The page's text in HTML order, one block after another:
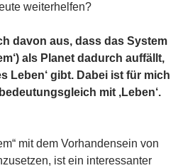
weiterhelfen?
davon aus, dass das System
als Planet dadurch auffällt,
Leben‘ gibt. Dabei ist für mich
mit ‚Leben‘.
mit dem Vorhandensein von
ist ein interessanter